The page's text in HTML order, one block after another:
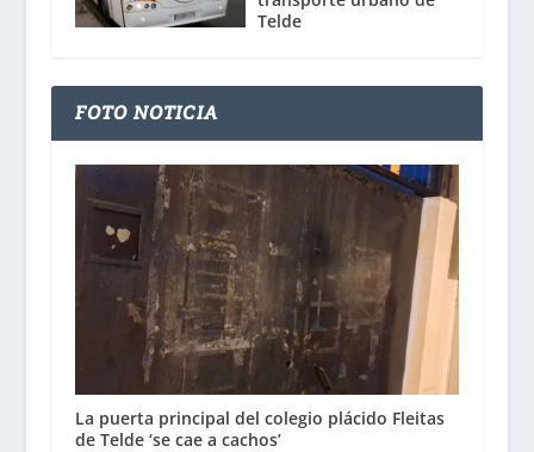
Telde
FOTO NOTICIA
La puerta principal del colegio plácido Fleitas
de Telde ‘se cae a cachos’